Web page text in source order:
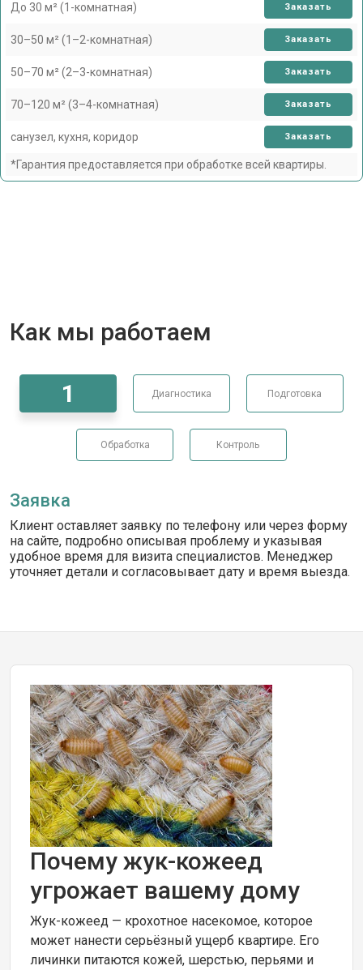
До 30 м² (1-комнатная) Заказать
30–50 м² (1–2-комнатная) Заказать
50–70 м² (2–3-комнатная) Заказать
70–120 м² (3–4-комнатная) Заказать
санузел, кухня, коридор Заказать
*Гарантия предоставляется при обработке всей квартиры.
Как мы работаем
1 Диагностика Подготовка
Обработка Контроль
Заявка
Клиент оставляет заявку по телефону или через форму
на сайте, подробно описывая проблему и указывая
удобное время для визита специалистов. Менеджер
уточняет детали и согласовывает дату и время выезда.
Почему жук-кожеед
угрожает вашему дому
Жук-кожеед — крохотное насекомое, которое
может нанести серьёзный ущерб квартире. Его
личинки питаются кожей, шерстью, перьями и